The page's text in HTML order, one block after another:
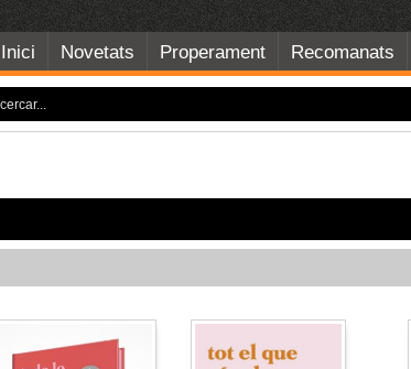
Inici Novetats Properament Recomanats